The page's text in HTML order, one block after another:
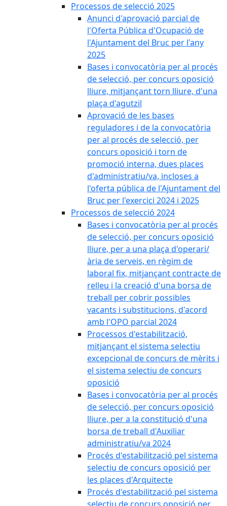
Processos de selecció 2025
Anunci d'aprovació parcial de
l'Oferta Pública d'Ocupació de
l'Ajuntament del Bruc per l'any
2025
Bases i convocatòria per al procés
de selecció, per concurs oposició
lliure, mitjançant torn lliure, d'una
plaça d'agutzil
Aprovació de les bases
reguladores i de la convocatòria
per al procés de selecció, per
concurs oposició i torn de
promoció interna, dues places
d'administratiu/va, incloses a
l'oferta pública de l'Ajuntament del
Bruc per l'exercici 2024 i 2025
Processos de selecció 2024
Bases i convocatòria per al procés
de selecció, per concurs oposició
lliure, per a una plaça d'operari/
ària de serveis, en règim de
laboral fix, mitjançant contracte de
relleu i la creació d'una borsa de
treball per cobrir possibles
vacants i substitucions, d'acord
amb l'OPO parcial 2024
Processos d'estabilització,
mitjançant el sistema selectiu
excepcional de concurs de mèrits i
el sistema selectiu de concurs
oposició
Bases i convocatòria per al procés
de selecció, per concurs oposició
lliure, per a la constitució d'una
borsa de treball d'Auxiliar
administratiu/va 2024
Procés d'estabilització pel sistema
selectiu de concurs oposició per
les places d'Arquitecte
Procés d'estabilització pel sistema